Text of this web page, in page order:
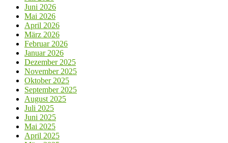
Juni 2026
Mai 2026
April 2026
März 2026
Februar 2026
Januar 2026
Dezember 2025
November 2025
Oktober 2025
September 2025
August 2025
Juli 2025
Juni 2025
Mai 2025
April 2025